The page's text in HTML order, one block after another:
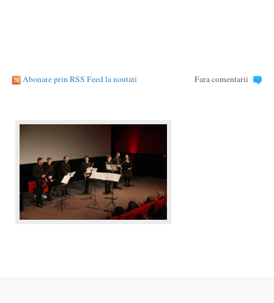
Abonare prin RSS Feed la noutati Fara comentarii